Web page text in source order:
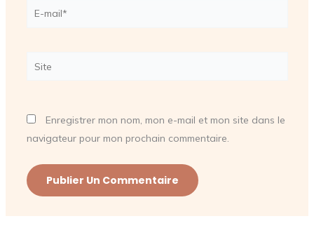
E-
Site
Enregistrer mon nom, mon e-mail et mon site dans le
navigateur pour mon prochain commentaire.